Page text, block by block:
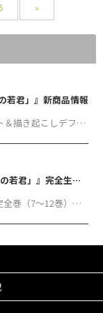
»
若君」』新商品情報
新規描き下ろしイラスト＆描き起こしデフォルメイラストを使用した、アクリルスタンド、アクリルキーホルダー、缶バッジ、ステッカー、アクリルブロック、アクリルボード、ちぇいんコレクションが登場！
『 TVアニメ「逃げ上手の若君」』完全生産限定版 Blu-ray／DVD 特典情報
ノイタミナショップ限定全巻（7～12巻）の連動購入特典が「描き下ろしイラスト（時行B）使用 アクリルプレート」に決定！